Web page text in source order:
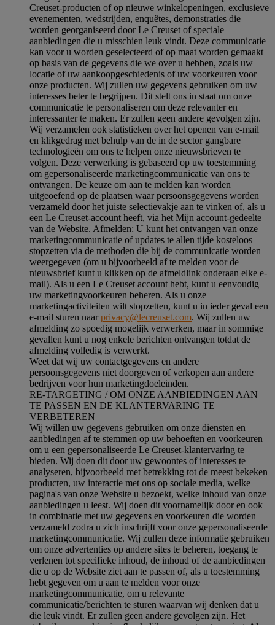
Creuset-producten of op nieuwe winkelopeningen, exclusieve
evenementen, wedstrijden, enquêtes, demonstraties die
worden georganiseerd door Le Creuset of speciale
aanbiedingen die u misschien leuk vindt. Deze communicatie
kan voor u worden geselecteerd of op maat worden gemaakt
op basis van de gegevens die we over u hebben, zoals uw
locatie of uw aankoopgeschiedenis of uw voorkeuren voor
onze producten. Wij zullen uw gegevens gebruiken om uw
interesses beter te begrijpen. Dit stelt ons in staat om onze
communicatie te personaliseren om deze relevanter en
interessanter te maken. Er zullen geen andere gevolgen zijn.
Wij verzamelen ook statistieken over het openen van e-mail
en klikgedrag met behulp van de in de sector gangbare
technologieën om ons te helpen onze nieuwsbrieven te
volgen. Deze verwerking is gebaseerd op uw toestemming
om gepersonaliseerde marketingcommunicatie van ons te
ontvangen. De keuze om aan te melden kan worden
uitgeoefend op de plaatsen waar persoonsgegevens worden
verzameld door het juiste selectievakje aan te vinken of, als u
een Le Creuset-account heeft, via het Mijn account-gedeelte
van de Website. Afmelden: U kunt het ontvangen van onze
marketingcommunicatie of updates te allen tijde kosteloos
stopzetten via de methoden die bij de communicatie worden
weergegeven (om u bijvoorbeeld af te melden voor de
nieuwsbrief kunt u klikken op de afmeldlink onderaan elke e-
mail). Als u een Le Creuset account hebt, kunt u eenvoudig
uw marketingvoorkeuren beheren. Als u onze
marketingactiviteiten wilt stopzetten, kunt u in ieder geval een
e-mail sturen naarprivacy@lecreuset.com. Wij zullen uw
afmelding zo spoedig mogelijk verwerken, maar in sommige
gevallen kunt u nog enkele berichten ontvangen totdat de
afmelding volledig is verwerkt.
Weet dat wij uw contactgegevens en andere
persoonsgegevens niet doorgeven of verkopen aan andere
bedrijven voor hun marketingdoeleinden.
RE-TARGETING / OM ONZE AANBIEDINGEN AAN
TE PASSEN EN DE KLANTERVARING TE
VERBETEREN
Wij willen uw gegevens gebruiken om onze diensten en
aanbiedingen af te stemmen op uw behoeften en voorkeuren
om u een gepersonaliseerde Le Creuset-klantervaring te
bieden. Wij doen dit door uw gewoontes of interesses te
analyseren, bijvoorbeeld met betrekking tot de meest bekeken
producten, uw interactie met ons op sociale media, welke
pagina's van onze Website u bezoekt, welke inhoud van onze
aanbiedingen u leest. Wij doen dit voornamelijk door en ook
in combinatie met uw gegevens en voorkeuren die worden
verzameld zodra u zich inschrijft voor onze gepersonaliseerde
marketingcommunicatie. Wij zullen deze informatie gebruiken
om onze advertenties op andere sites te beheren, toegang te
verlenen tot specifieke inhoud, de inhoud of de aanbiedingen
die u op de Website ziet aan te passen of, als u toestemming
hebt gegeven om u aan te melden voor onze
marketingcommunicatie, om u relevante
communicatie/berichten te sturen waarvan wij denken dat u
die leuk vindt. Er zullen geen andere gevolgen zijn. Het